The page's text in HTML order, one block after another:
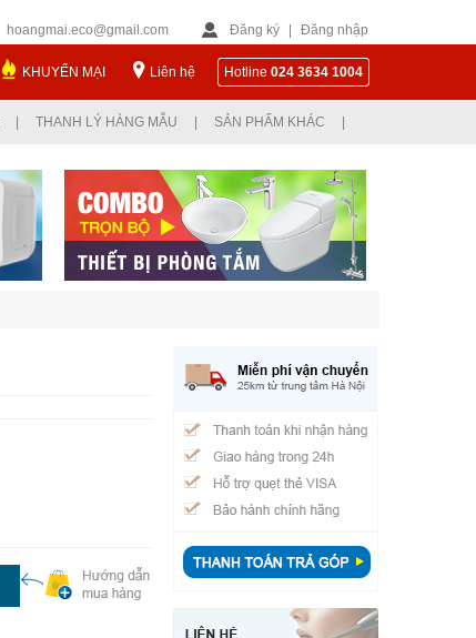
hoangmai.eco@gmail.com Đăng ký Đăng nhập
KHUYẾN MẠI Liên hệ Hotline 024 3634 1004
THANH LÝ HÀNG MẪU SẢN PHẨM KHÁC